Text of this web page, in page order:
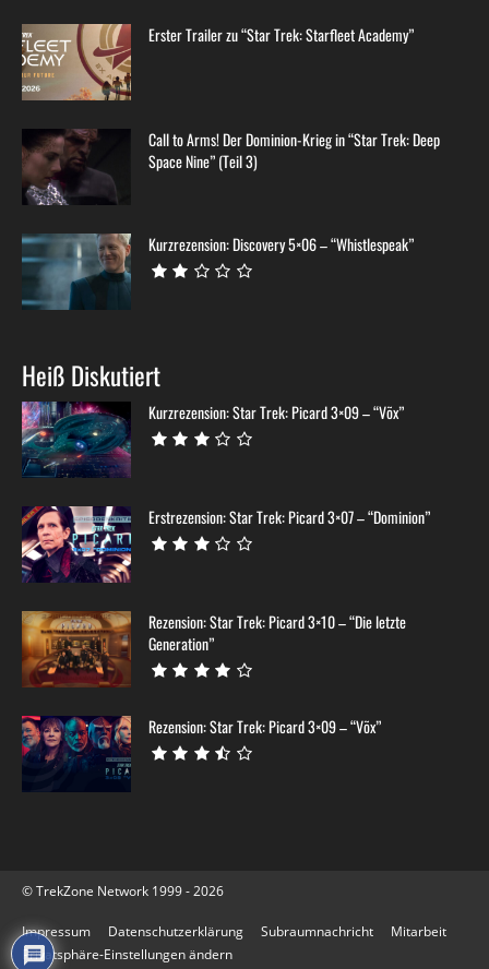
Erster Trailer zu “Star Trek: Starfleet Academy”
Call to Arms! Der Dominion-Krieg in “Star Trek: Deep
Space Nine” (Teil 3)
Kurzrezension: Discovery 5×06 – “Whistlespeak”
Heiß Diskutiert
Kurzrezension: Star Trek: Picard 3×09 – “Võx”
Erstrezension: Star Trek: Picard 3×07 – “Dominion”
Rezension: Star Trek: Picard 3×10 – “Die letzte
Generation”
Rezension: Star Trek: Picard 3×09 – “Võx”
© TrekZone Network 1999 - 2026
Impressum Datenschutzerklärung Subraumnachricht
Mitarbeit
Privatsphäre-Einstellungen ändern